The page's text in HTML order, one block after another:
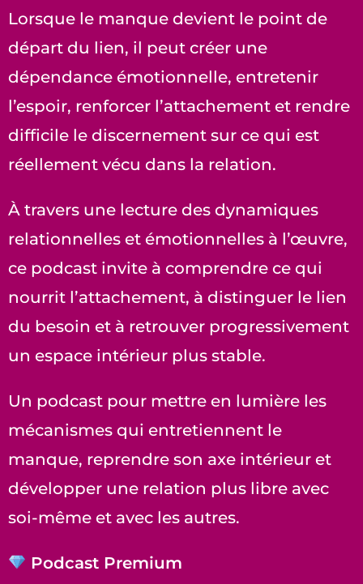
Lorsque le manque devient le point de
départ du lien, il peut créer une
dépendance émotionnelle, entretenir
l’espoir, renforcer l’attachement et rendre
difficile le discernement sur ce qui est
réellement vécu dans la relation.
À travers une lecture des dynamiques
relationnelles et émotionnelles à l’œuvre,
ce podcast invite à comprendre ce qui
nourrit l’attachement, à distinguer le lien
du besoin et à retrouver progressivement
un espace intérieur plus stable.
Un podcast pour mettre en lumière les
mécanismes qui entretiennent le
manque, reprendre son axe intérieur et
développer une relation plus libre avec
soi-même et avec les autres.
Podcast Premium